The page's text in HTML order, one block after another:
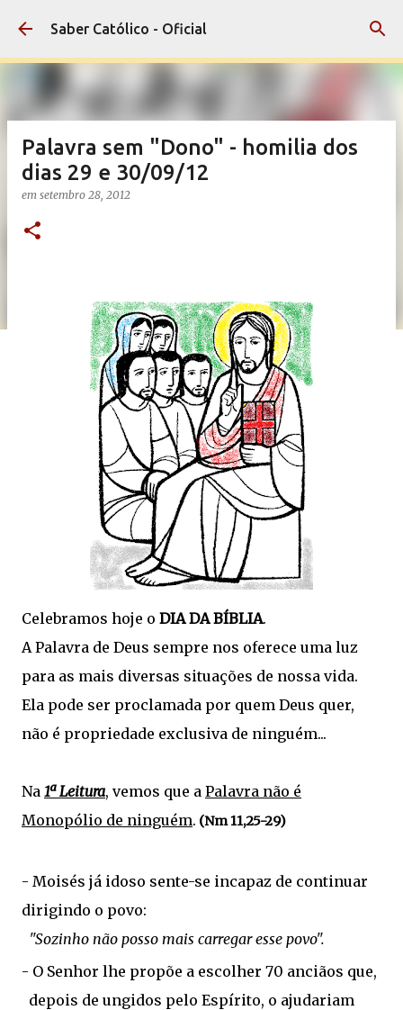
Pular para o conteúdo principal
Saber Católico - Oficial
Palavra sem "Dono" - homilia dos
dias 29 e 30/09/12
em setembro 28, 2012
Celebramos hoje o DIA DA BÍBLIA.
A Palavra de Deus sempre nos oferece uma luz
para as mais diversas situações de nossa vida.
Ela pode ser proclamada por quem Deus quer,
não é propriedade exclusiva de ninguém...
Na 1ª Leitura, vemos que a Palavra não é
Monopólio de ninguém. (Nm 11,25-29)
- Moisés já idoso sente-se incapaz de continuar
dirigindo o povo:
"Sozinho não posso mais carregar esse povo".
- O Senhor lhe propõe a escolher 70 anciãos que,
depois de ungidos pelo Espírito, o ajudariam